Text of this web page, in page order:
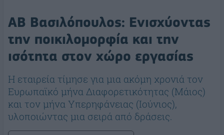
ΑΒ Βασιλόπουλος: Ενισχύοντας
την ποικιλομορφία και την
ισότητα στον χώρο εργασίας
Η εταιρεία τίμησε για μια ακόμη χρονιά τον
Ευρωπαϊκό μήνα Διαφορετικότητας (Μάιος)
και τον μήνα Υπερηφάνειας (Ιούνιος),
υλοποιώντας μια σειρά από δράσεις.